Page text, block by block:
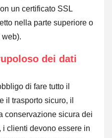
un certificato SSL
nella parte superiore o
dei dati
di fare tutto il
il trasporto sicuro, il
conservazione sicura dei
i clienti devono essere in